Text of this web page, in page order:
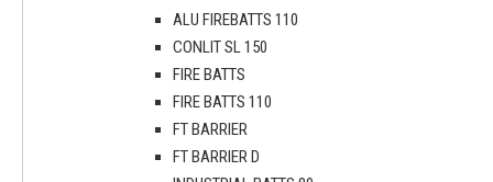
ALU FIREBATTS 110
CONLIT SL 150
FIRE BATTS
FIRE BATTS 110
FT BARRIER
FT BARRIER D